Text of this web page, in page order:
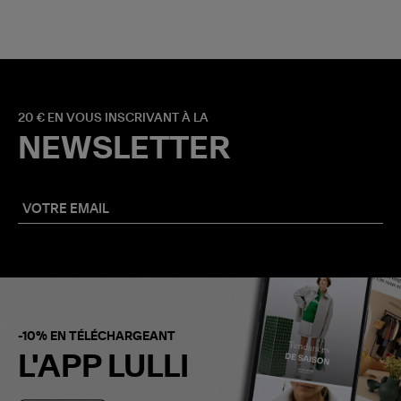
20 € EN VOUS INSCRIVANT À LA
NEWSLETTER
-10% EN TÉLÉCHARGEANT
L'APP LULLI